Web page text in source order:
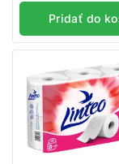
5
Pridať do
Získajte